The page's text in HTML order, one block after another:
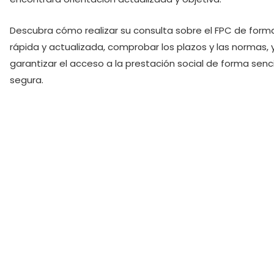
Descubra cómo realizar su consulta sobre el FPC de
rápida y actualizada, comprobar los plazos y las normas,
garantizar el acceso a la prestación social de forma
segura.